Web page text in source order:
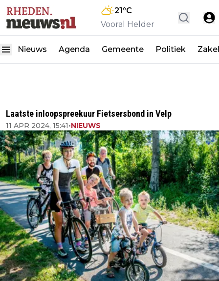
21°C
Vooral Helder
Nieuws Agenda Gemeente Politiek
Laatste inloopspreekuur Fietsersbond in Velp
11 APR 2024, 15:41•NIEUWS